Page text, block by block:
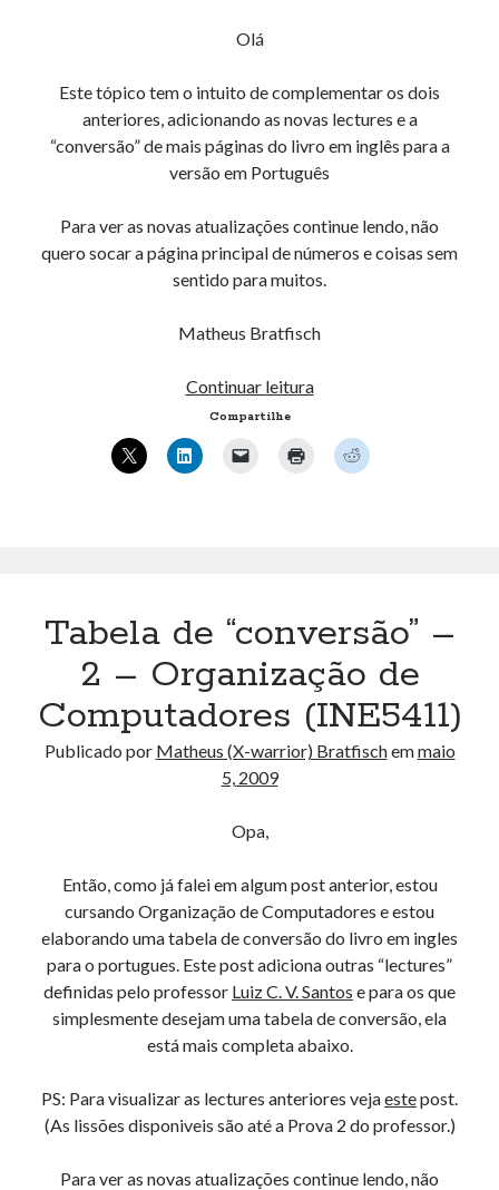
05 23:15:17' ) AND (mb_posts.post_content='' OR
'!' OR mb_posts.post_content LIKE '%<!--:pt--
>%' OR (mb_posts.post_content NOT LIKE '%!
[:!]%' ESCAPE '!' AND mb_posts.post_content NOT
LIKE '%<!--:-->%'))
Comentários
Como fazer relatórios…
no Ubuntu 12.10 – 64 Bits.
Tabela de “conversão” – Organização de
Computadores (INE5411)
Olá
Este tópico tem o intuito de complementar os dois
anteriores, adicionando as novas lectures e a
“conversão” de mais páginas do livro em inglês para a
versão em Português
Para ver as novas atualizações continue lendo, não
quero socar a página principal de números e coisas sem
sentido para muitos.
Matheus Bratfisch
Continuar leituraTabela
“conversão”
(INE5411)
Compartilhe
Tabela de “conversão” –
2 – Organização de
Computadores (INE5411)
Publicado por Matheus (X-warrior) Bratfischemmaio
5, 2009
Opa,
Então, como já falei em algum post anterior, estou
cursando Organização de Computadores e estou
elaborando uma tabela de conversão do livro em ingles
para o portugues. Este post adiciona outras “lectures”
definidas pelo professor Luiz C. V. Santos e para os que
simplesmente desejam uma tabela de conversão, ela
está mais completa abaixo.
PS: Para visualizar as lectures anteriores vejaestepost.
(As lissões disponiveis são até a Prova 2 do professor.)
Para ver as novas atualizações continue lendo, não